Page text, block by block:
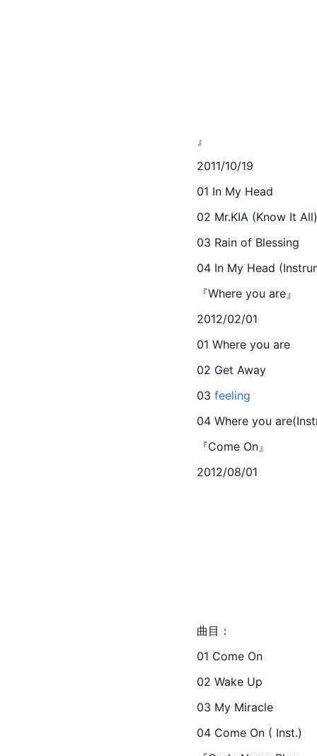
』
2011/10/19
01 In My Head
02 Mr.KIA (Know It All)
03 Rain of Blessing
04 In My Head
『Where you are』
2012/02/01
01 Where you are
02 Get Away
03 feeling
04 Where you
『Come On』
2012/08/01
曲目：
01 Come On
02 Wake Up
03 My Miracle
04 Come On ( Inst.)